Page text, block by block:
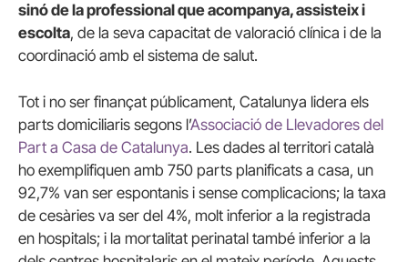
sinó de la professional que acompanya, assisteix i
escolta, de la seva capacitat de valoració clínica i de la
coordinació amb el sistema de salut.
Tot i no ser finançat públicament, Catalunya lidera els
parts domiciliaris segons l’Associació de Llevadores del
Part a Casa de Catalunya. Les dades al territori català
ho exemplifiquen amb 750 parts planificats a casa, un
92,7% van ser espontanis i sense complicacions; la taxa
de cesàries va ser del 4%, molt inferior a la registrada
en hospitals; i la mortalitat perinatal també inferior a la